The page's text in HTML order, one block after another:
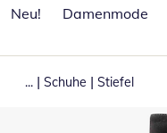
Neu!
Damenmode
... | Schuhe | Stiefel